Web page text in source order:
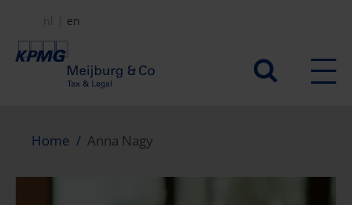
main
Secundair
nl en
Home Anna Nagy